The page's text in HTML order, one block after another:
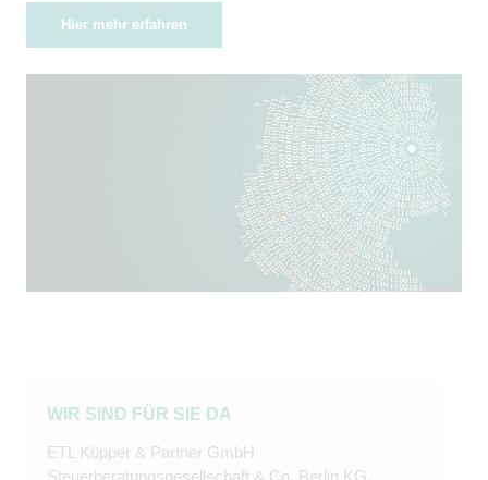
Hier mehr erfahren
WIR SIND FÜR SIE DA
ETL Küpper & Partner GmbH